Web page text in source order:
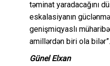
təminat yaradacağını
eskalasiyanın
genişmiqyaslı
amillərdən biri ola bilər”.
Günel Elxan